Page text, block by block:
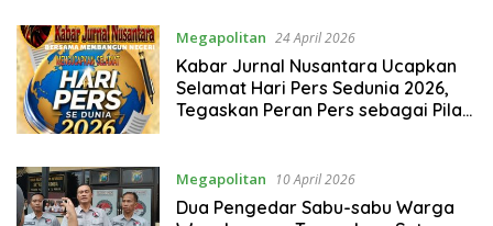
Megapolitan 24 April 2026
Kabar Jurnal Nusantara Ucapkan
Selamat Hari Pers Sedunia 2026,
Tegaskan Peran Pers sebagai Pilar
Megapolitan 10 April 2026
Dua Pengedar Sabu-sabu Warga